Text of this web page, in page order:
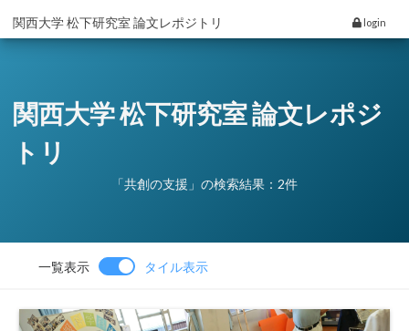
関西大学 松下研究室 論文レポジトリ login
関西大学 松下研究室 論文レポジ
トリ
「共創の支援」の検索結果：2件
一覧表示 タイル表示